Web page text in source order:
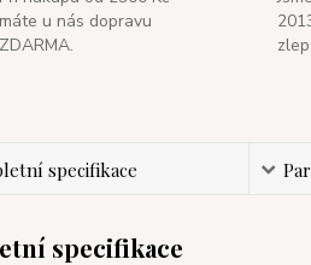
u nás dopravu
specifikace
specifikace